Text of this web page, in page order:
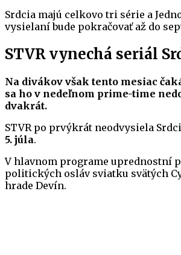
Srdcia majú celkovo tri série a
vysielaní bude pokračovať až do
STVR vynechá seriál
Na divákov však tento mesiac
sa ho v nedeľnom prime-time
dvakrát.
STVR po prvýkrát neodvysiela
5. júla.
V hlavnom programe uprednostní
politických osláv sviatku svätých
hrade Devín.